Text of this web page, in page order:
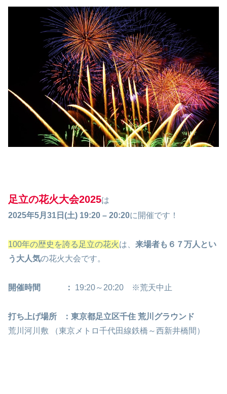
足立の花火大会2025は
2025年5月31日(土) 19:20 – 20:20に開催です！
100年の歴史を誇る足立の花火は、 来場者も６７万人とい
う大人気の花火大会です。
開催時間 ： 19:20～20:20 ※荒天中止
打ち上げ場所
：東京都足立区千住 荒川グラウンド
荒川河川敷 （東京メトロ千代田線鉄橋～西新井橋間）